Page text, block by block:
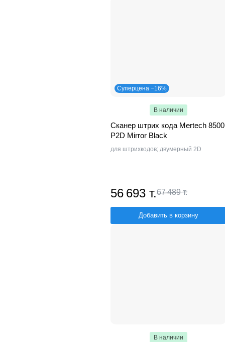
Суперцена −16%
В наличии
Сканер штрих кода Mertech 8500
P2D Mirror Black
для штрихкодов; двумерный 2D
56 693 т.67 489 т.
Добавить в корзину
В наличии